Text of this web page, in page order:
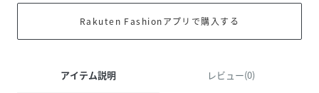
Rakuten Fashionアプリで購入する
アイテム説明 レビュー(0)